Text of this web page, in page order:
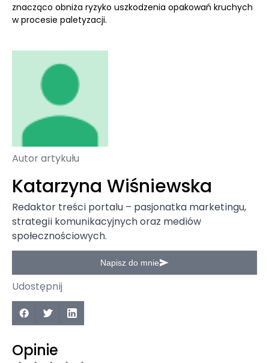
znacząco obniża ryzyko uszkodzenia opakowań kruchych
w procesie paletyzacji.
Autor artykułu
Katarzyna Wiśniewska
Redaktor treści portalu – pasjonatka marketingu,
strategii komunikacyjnych oraz mediów
społecznościowych.
Napisz do mnie
Udostępnij
Opinie